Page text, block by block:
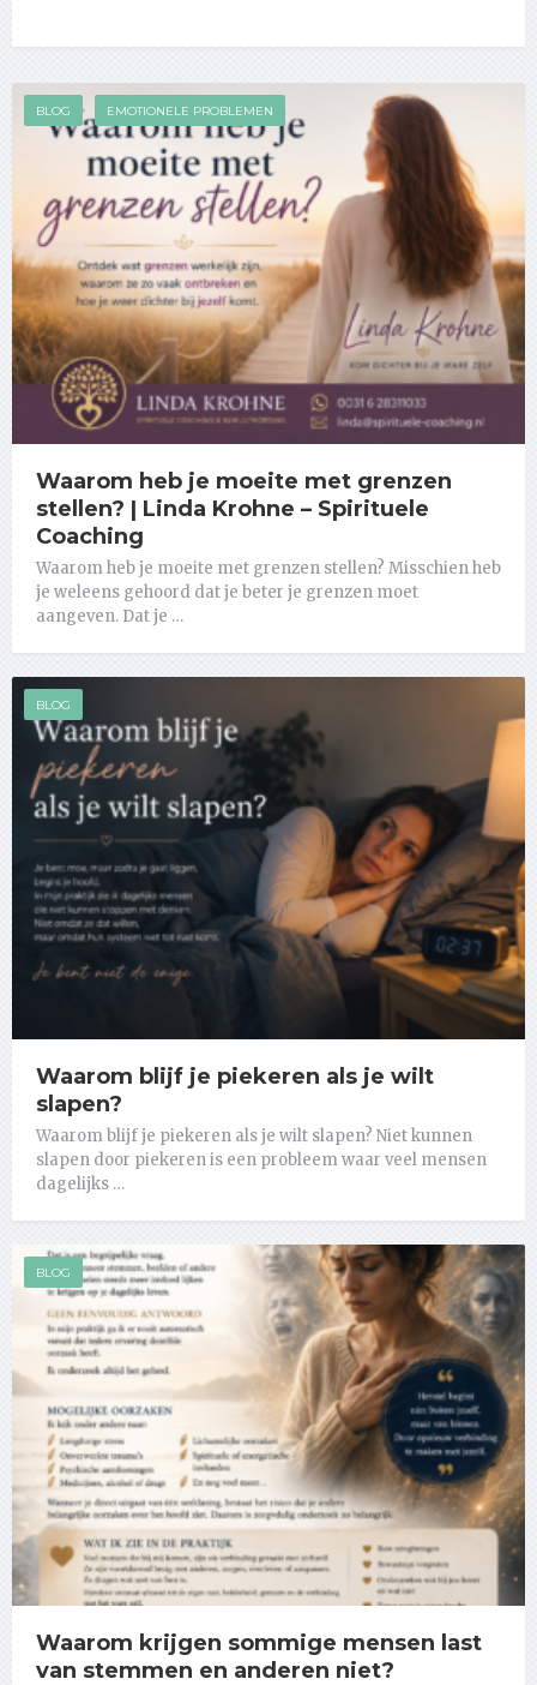
BLOG EMOTIONELE PROBLEMEN
Waarom heb je moeite met grenzen
stellen? | Linda Krohne – Spirituele
Coaching
Waarom heb je moeite met grenzen stellen? Misschien heb
je weleens gehoord dat je beter je grenzen moet
aangeven. Dat je …
BLOG
Waarom blijf je piekeren als je wilt
slapen?
Waarom blijf je piekeren als je wilt slapen? Niet kunnen
slapen door piekeren is een probleem waar veel mensen
dagelijks …
BLOG
Waarom krijgen sommige mensen last
van stemmen en anderen niet?